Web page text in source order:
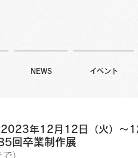
NEWS イベント
年12月12日（火）～
回卒業制作展
）